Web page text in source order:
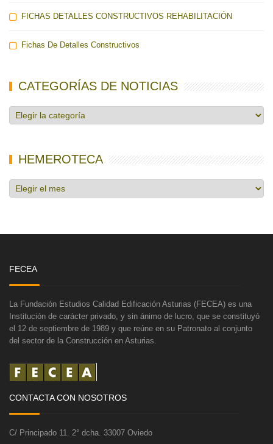
FICHAS DETALLES CONSTRUCTIVOS REHABILITACIÓN
Fichas De Detalles Constructivos
CATEGORÍAS DE NOTICIAS
Categorías
de
HEMEROTECA
Hemeroteca
FECEA
La Fundación Estudios Calidad Edificación Asturias (FECEA) es una
Institución de carácter privado, y sin ánimo de lucro, que se constituyó
el 12 de septiembre de 1989 y que reúne en su Patronato al conjunto
del sector de la Construcción en Asturias.
CONTACTA CON NOSOTROS
C/ Principado 11. 2° dcha. 33007 Oviedo